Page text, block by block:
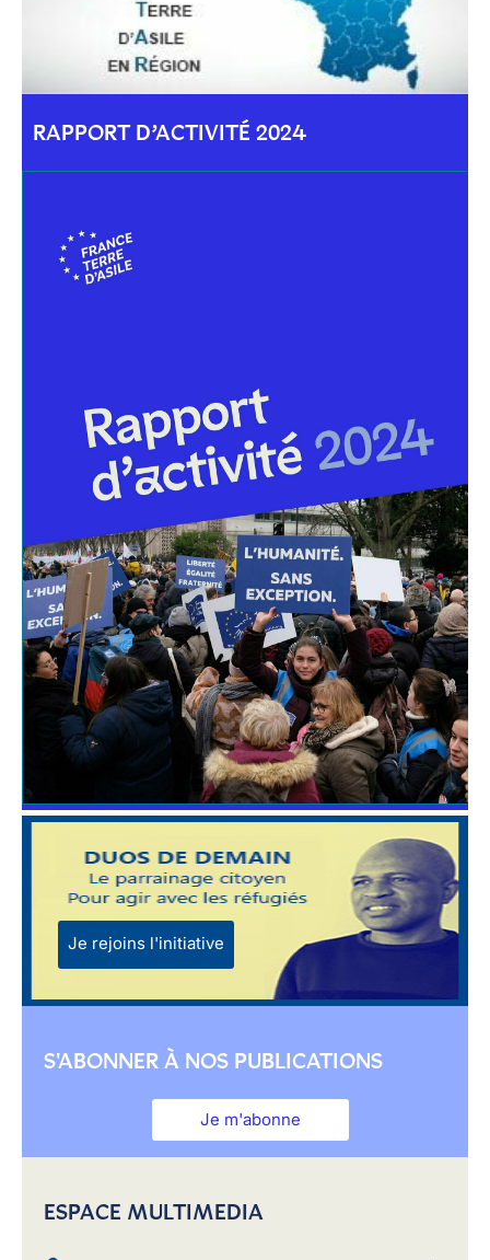
RAPPORT D’ACTIVITÉ 2024
Je rejoins l'initiative
S'ABONNER À NOS PUBLICATIONS
Je m'abonne
ESPACE MULTIMEDIA